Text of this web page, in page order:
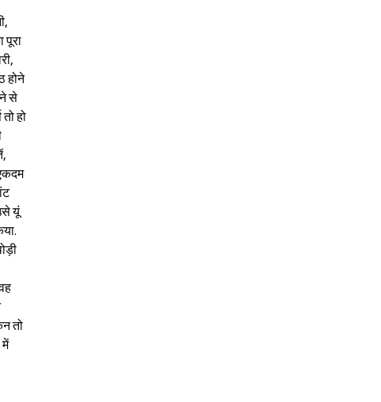
पूरा
होने
से
हो
यूं
तो
में